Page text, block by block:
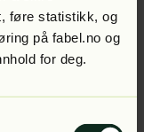
føre statistikk, og
på fabel.no og
for deg.